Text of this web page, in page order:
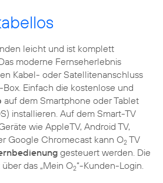
leicht und ist komplett
moderne Fernseherlebnis
Kabel- oder Satellitenanschluss
Einfach die kostenlose und
auf dem Smartphone oder Tablet
installieren. Auf dem Smart-TV
wie AppleTV, Android TV,
Google Chromecast kann O2 TV
gesteuert werden. Die
das „Mein O2“-Kunden-Login.